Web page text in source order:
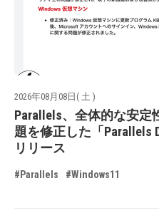
2026年08月08日( 土 )
Parallels、全体的な安定
題を修正した「Parallels
リリース
#Parallels #Windows11